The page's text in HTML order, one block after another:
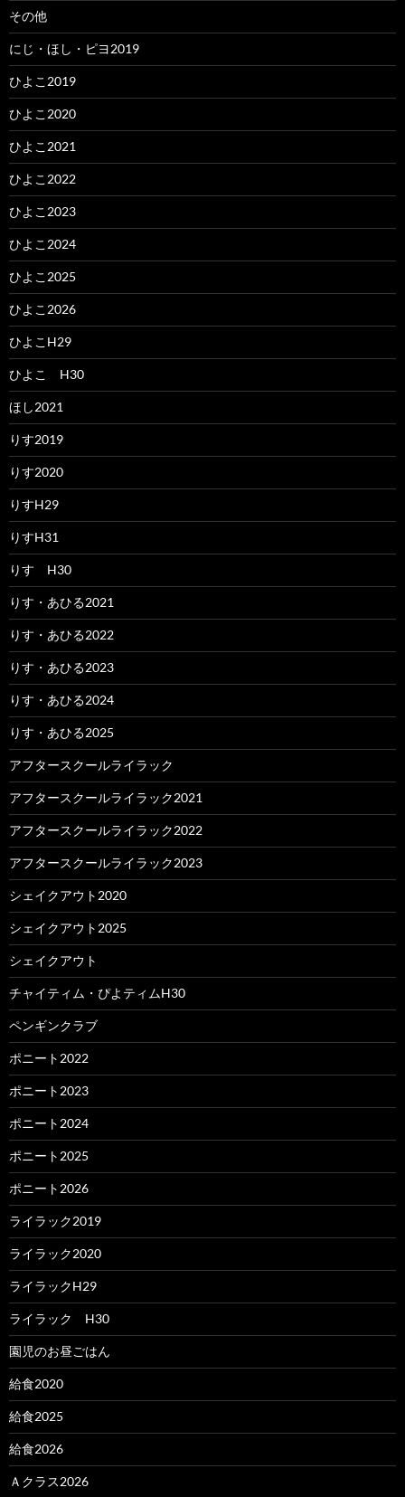
その他
にじ・ほし・ピヨ2019
ひよこ2019
ひよこ2020
ひよこ2021
ひよこ2022
ひよこ2023
ひよこ2024
ひよこ2025
ひよこ2026
ひよこH29
ひよこ H30
ほし2021
りす2019
りす2020
りすH29
りすH31
りす H30
りす・あひる2021
りす・あひる2022
りす・あひる2023
りす・あひる2024
りす・あひる2025
アフタースクールライラック
アフタースクールライラック2021
アフタースクールライラック2022
アフタースクールライラック2023
シェイクアウト2020
シェイクアウト2025
シェイクアウト
チャイティム・ぴよティムH30
ペンギンクラブ
ポニート2022
ポニート2023
ポニート2024
ポニート2025
ポニート2026
ライラック2019
ライラック2020
ライラックH29
ライラック H30
園児のお昼ごはん
給食2020
給食2025
給食2026
Ａクラス2026